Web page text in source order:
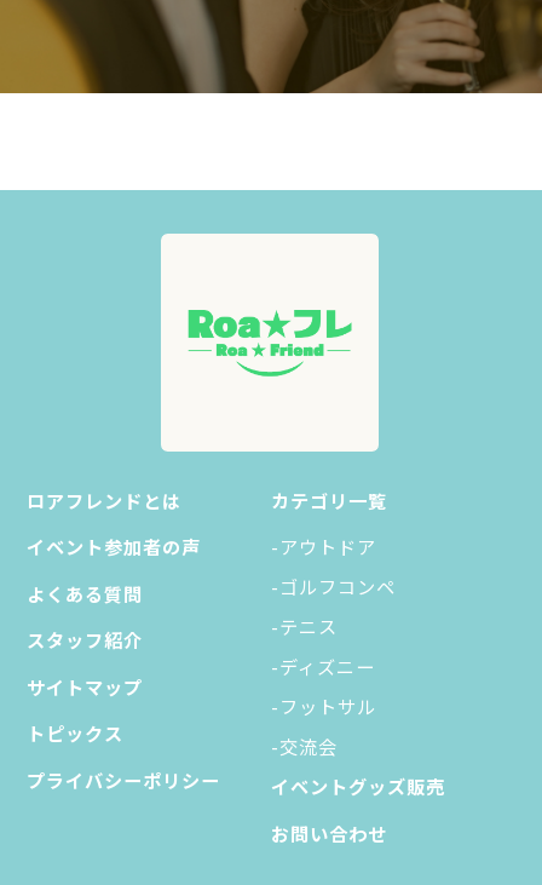
ロアフレンドとは
イベント参加者の声
よくある質問
スタッフ紹介
サイトマップ
トピックス
プライバシーポリシー
カテゴリ一覧
-アウトドア
-ゴルフコンペ
-テニス
-ディズニー
-フットサル
-交流会
イベントグッズ販売
お問い合わせ